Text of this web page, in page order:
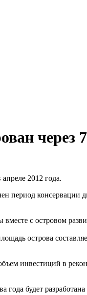
через
2012 года.
период консервации
с островом
острова
инвестиций в
года будет